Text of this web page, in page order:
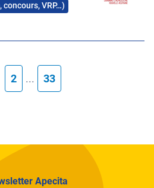
VRP…)
2 ... 33
Apecita